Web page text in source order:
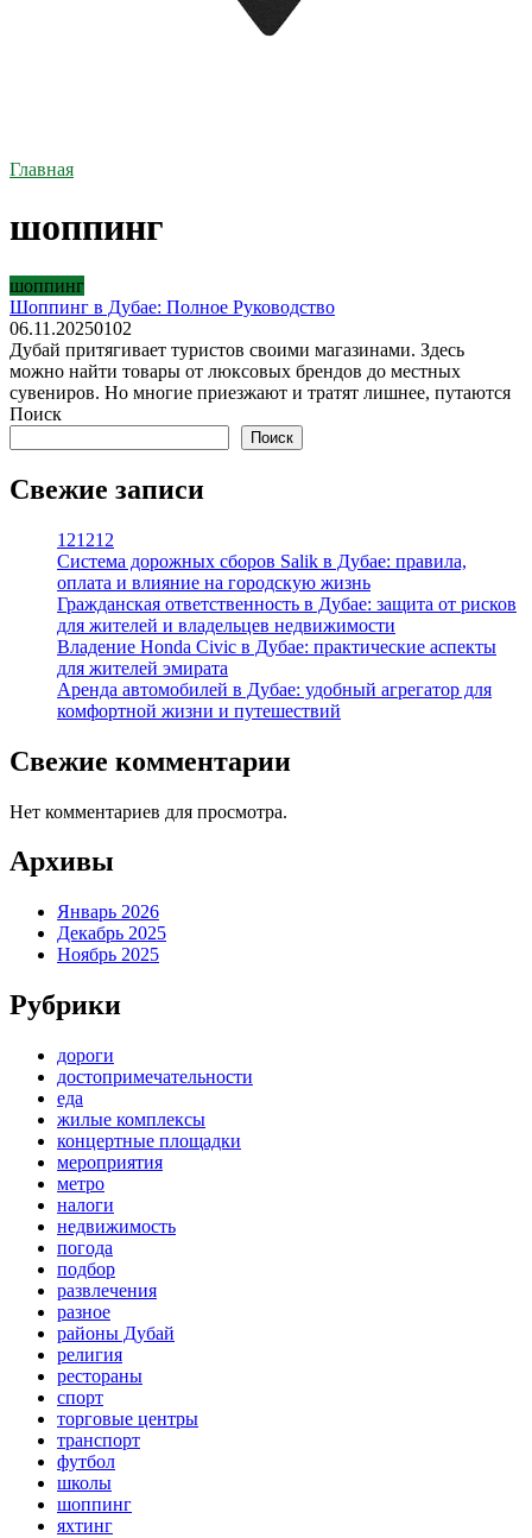
Главная
шоппинг
шоппинг
Шоппинг в Дубае: Полное Руководство
06.11.20250102
Дубай притягивает туристов своими магазинами. Здесь
можно найти товары от люксовых брендов до местных
сувениров. Но многие приезжают и тратят лишнее, путаются
Поиск
Поиск
Свежие записи
121212
Система дорожных сборов Salik в Дубае: правила,
оплата и влияние на городскую жизнь
Гражданская ответственность в Дубае: защита от рисков
для жителей и владельцев недвижимости
Владение Honda Civic в Дубае: практические аспекты
для жителей эмирата
Аренда автомобилей в Дубае: удобный агрегатор для
комфортной жизни и путешествий
Свежие комментарии
Нет комментариев для просмотра.
Архивы
Январь 2026
Декабрь 2025
Ноябрь 2025
Рубрики
дороги
достопримечательности
еда
жилые комплексы
концертные площадки
мероприятия
метро
налоги
недвижимость
погода
подбор
развлечения
разное
районы Дубай
религия
рестораны
спорт
торговые центры
транспорт
футбол
школы
шоппинг
яхтинг